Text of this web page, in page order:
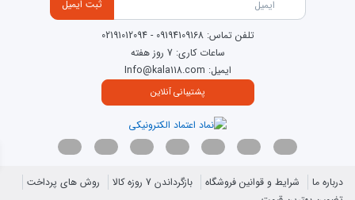
ثبت ایمیل
پشتیبانی آنلاین
تلفن تماس:09194109168
-
02191012094
ساعات کاری: 7 روز هفته
ایمیل: Info@kala118.com
درباره ما شرایط و قوانین فروشگاه بازگرداندن 7 روزه کالا
روش های پرداخت